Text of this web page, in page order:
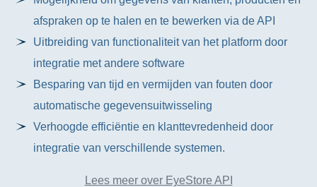
afspraken op te halen en te bewerken via de API
Uitbreiding van functionaliteit van het platform door
integratie met andere software
Besparing van tijd en vermijden van fouten door
automatische gegevensuitwisseling
Verhoogde efficiëntie en klanttevredenheid door
integratie van verschillende systemen.
Lees meer over EyeStore API